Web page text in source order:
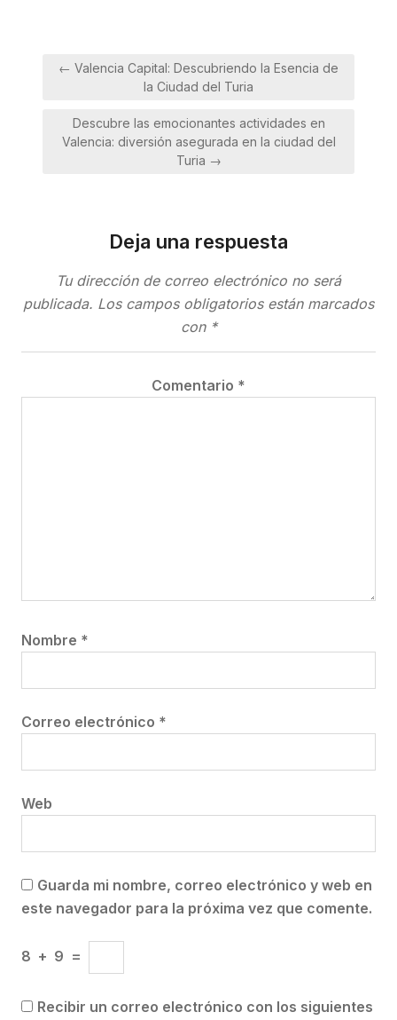
Navegación
← Valencia Capital: Descubriendo la Esencia de
la Ciudad del Turia
Descubre las emocionantes actividades en
Valencia: diversión asegurada en la ciudad del
Turia →
Deja una respuesta
Tu dirección de correo electrónico no será
publicada. Los campos obligatorios están marcados
con *
Comentario *
Nombre *
Correo electrónico *
Web
Guarda mi nombre, correo electrónico y web en
este navegador para la próxima vez que comente.
8 + 9 =
Recibir un correo electrónico con los siguientes